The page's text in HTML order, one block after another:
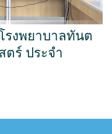
รงพยาบาลทันต
ร์ ประจำ